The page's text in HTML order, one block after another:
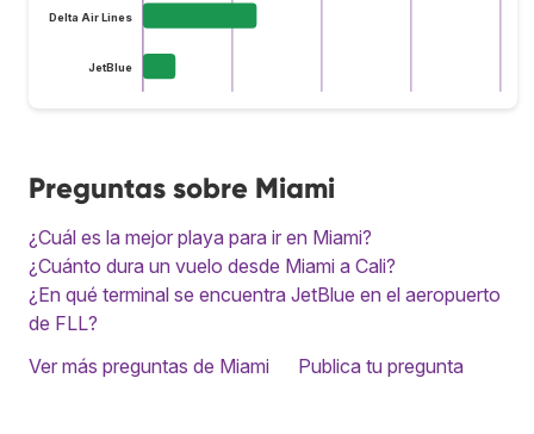
Delta Air Lines
JetBlue
Preguntas sobre Miami
¿Cuál es la mejor playa para ir en Miami?
¿Cuánto dura un vuelo desde Miami a Cali?
¿En qué terminal se encuentra JetBlue en el aeropuerto
de FLL?
Ver más preguntas de Miami
Publica tu pregunta